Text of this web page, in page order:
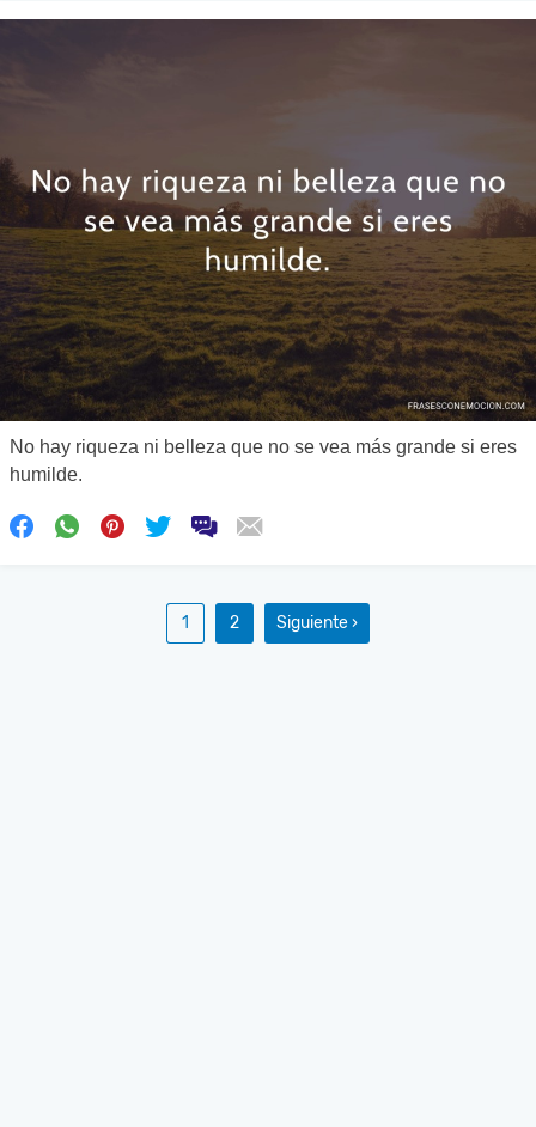
No hay riqueza ni belleza que no se vea más grande si eres
humilde.
1 2 Siguiente ›